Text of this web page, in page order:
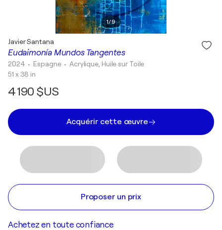
1/9
Eudaimonía Mundos Tangentes
Javier Santana
2024 • Espagne • Acrylique, Huile sur Toile
51 x 38 in
4 190 $US
Acquérir cette œuvre
Proposer un prix
Achetez en toute confiance